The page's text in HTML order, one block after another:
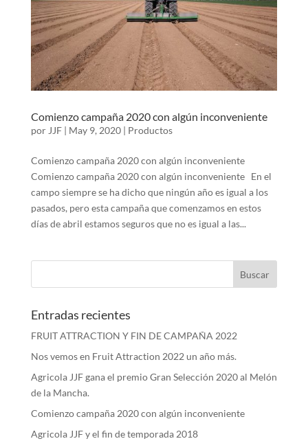
Comienzo campaña 2020 con algún inconveniente
por JJF| May 9, 2020| Productos
Comienzo campaña 2020 con algún inconveniente
Comienzo campaña 2020 con algún inconveniente En el
campo siempre se ha dicho que ningún año es igual a los
pasados, pero esta campaña que comenzamos en estos
días de abril estamos seguros que no es igual a las...
Entradas recientes
FRUIT ATTRACTION Y FIN DE CAMPAÑA 2022
Nos vemos en Fruit Attraction 2022 un año más.
Agricola JJF gana el premio Gran Selección 2020 al Melón
de la Mancha.
Comienzo campaña 2020 con algún inconveniente
Agricola JJF y el fin de temporada 2018